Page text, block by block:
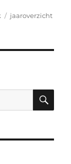
Tags
jaaroverzicht